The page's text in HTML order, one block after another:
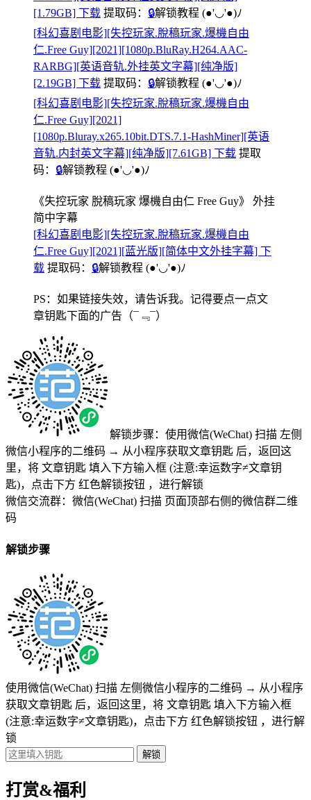
[1.79GB] 下载 提取码： 🔒解锁教程 (●'◡'●)ﾉ
[科幻喜剧电影][失控玩家.脫稿玩家.爆機自由
仁.Free Guy][2021][1080p.BluRay.H264.AAC-
RARBG][英语音轨.外挂英文字幕][纯净版]
[2.19GB] 下载 提取码： 🔒解锁教程 (●'◡'●)ﾉ
[科幻喜剧电影][失控玩家.脫稿玩家.爆機自由
仁.Free Guy][2021]
[1080p.Bluray.x265.10bit.DTS.7.1-HashMiner][英语
音轨.内封英文字幕][纯净版][7.61GB] 下载 提取
码： 🔒解锁教程 (●'◡'●)ﾉ
《失控玩家 脫稿玩家 爆機自由仁 Free Guy》 外挂
简中字幕
[科幻喜剧电影][失控玩家.脫稿玩家.爆機自由
仁.Free Guy][2021][蓝光版][简体中文外挂字幕] 下
载 提取码： 🔒解锁教程 (●'◡'●)ﾉ
PS：如果链接失效，请告诉我。记得要点一点文
章钥匙下面的广告 （¯﹃¯）
解锁步骤：使用微信(WeChat) 扫描 左侧
微信小程序的二维码 → 从小程序获取文章钥匙 后，返回这
里，将 文章钥匙 填入下方输入框 (注意:幸运数字≠文章钥
匙)，点击下方 红色解锁按钮 ，进行解锁
微信交流群：微信(WeChat) 扫描 页面顶部右侧的微信群二维
码
解锁步骤
使用微信(WeChat) 扫描 左侧微信小程序的二维码 → 从小程序
获取文章钥匙 后，返回这里，将 文章钥匙 填入下方输入框
(注意:幸运数字≠文章钥匙)，点击下方 红色解锁按钮 ，进行解
锁
打赏&福利